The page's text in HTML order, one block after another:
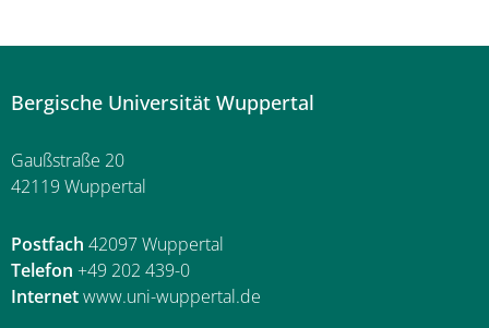
Bergische Universität Wuppertal
Gaußstraße 20
42119 Wuppertal
Postfach 42097 Wuppertal
Telefon +49 202 439-0
Internetwww.uni-wuppertal.de